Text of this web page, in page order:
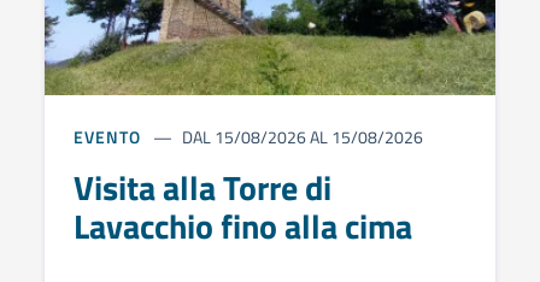
EVENTO DAL 15/08/2026 AL 15/08/2026
Visita alla Torre di
Lavacchio fino alla cima